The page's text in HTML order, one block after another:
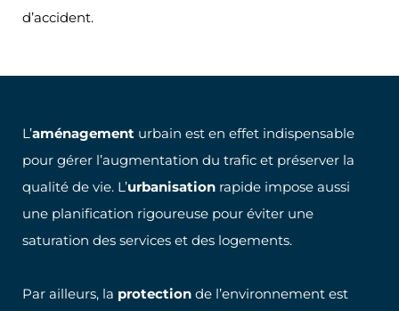
d’accident.
L’aménagement urbain est en effet indispensable
pour gérer l’augmentation du trafic et préserver la
qualité de vie. L’urbanisation rapide impose aussi
une planification rigoureuse pour éviter une
saturation des services et des logements.
Par ailleurs, la protection de l’environnement est